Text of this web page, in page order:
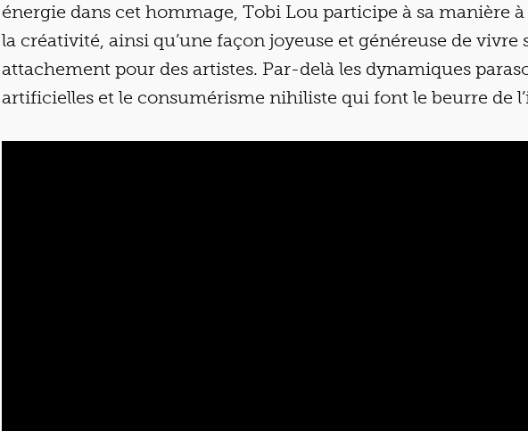
énergie dans cet hommage, Tobi Lou participe à sa manière
la créativité, ainsi qu’une façon joyeuse et généreuse de vivre
attachement pour des artistes. Par-delà les dynamiques
artificielles et le consumérisme nihiliste qui font le beurre de